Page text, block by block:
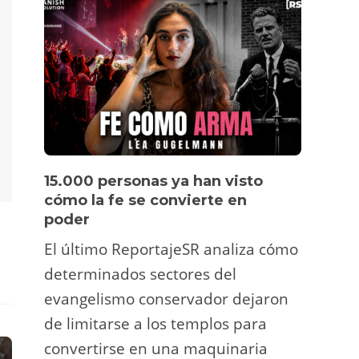
15.000 personas ya han visto
cómo la fe se convierte en
poder
El último ReportajeSR analiza cómo
determinados sectores del
evangelismo conservador dejaron
de limitarse a los templos para
convertirse en una maquinaria